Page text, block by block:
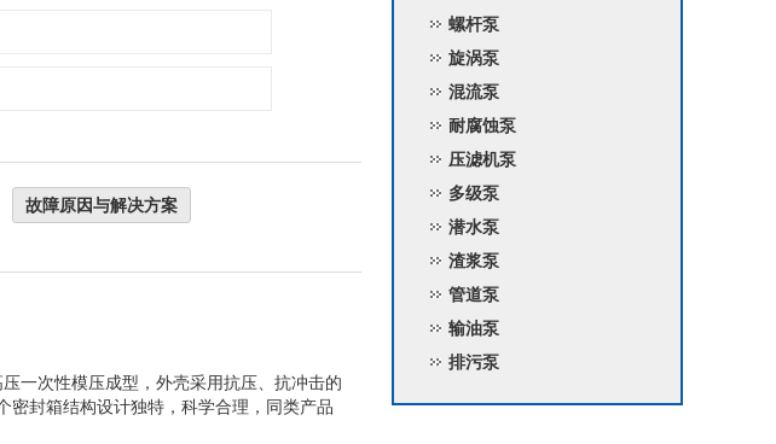
故障原因与解决方案
一次性模压成型，外壳采用抗压、抗冲击的
密封箱结构设计独特，科学合理，同类产品
螺杆泵
旋涡泵
混流泵
耐腐蚀泵
压滤机泵
多级泵
潜水泵
渣浆泵
管道泵
输油泵
排污泵